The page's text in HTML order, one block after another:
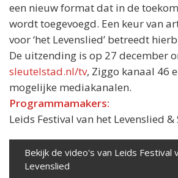
een nieuw format dat in de
wordt toegevoegd. Een keur van
voor ‘het Levenslied’ betreedt
De uitzending is op 27 december
sleutelstad.nl/tv, Ziggo kanaal 46
mogelijke mediakanalen.
Programmamakers:
Leids Festival van het Levenslied
Bekijk de video's van Leids Festival
Levenslied